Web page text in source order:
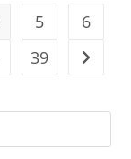
5
6
39 Go to